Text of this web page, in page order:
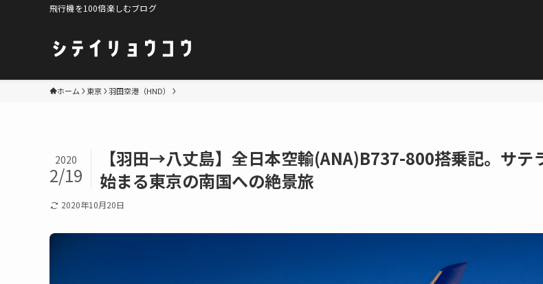
飛行機を100倍楽しむブログ
ホーム 東京 羽田空港（HND）
【羽田→八丈島】全日本空輸(ANA)B737-800搭乗記。サテ
始まる東京の南国への絶景旅
2020
2/19
2020年10月20日